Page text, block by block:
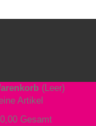
(Leer)
Artikel
Gesamt